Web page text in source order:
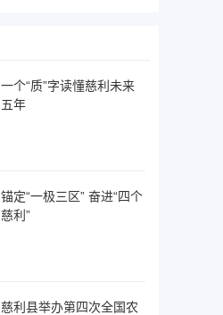
一个“质”字读懂慈利未来
五年
锚定“一极三区” 奋进“四个
慈利”
慈利县举办第四次全国农